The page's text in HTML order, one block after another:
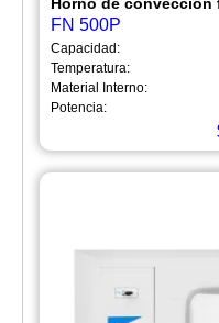
FN 500P
Capacidad:
Temperatura:
Material Interno:
Potencia: